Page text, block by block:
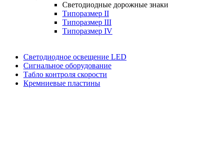
Светодиодные дорожные знаки
Типоразмер II
Типоразмер III
Типоразмер IV
Светодиодное освещение LED
Сигнальное оборудование
Табло контроля скорости
Кремниевые пластины